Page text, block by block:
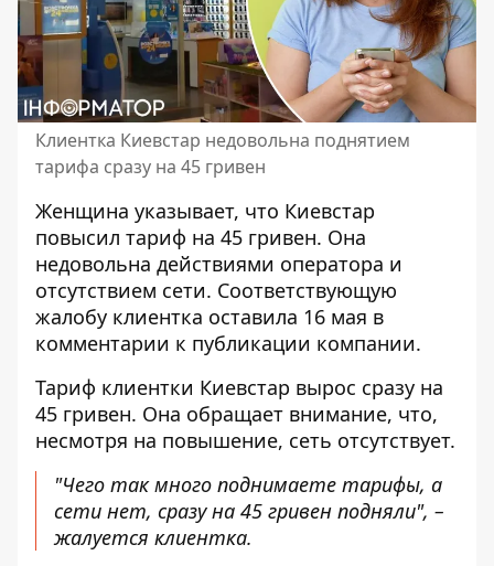
Клиентка Киевстар недовольна поднятием
тарифа сразу на 45 гривен
Женщина указывает, что Киевстар
повысил тариф на 45 гривен. Она
недовольна действиями оператора и
отсутствием сети. Соответствующую
жалобу клиентка оставила 16 мая в
комментарии к публикации компании.
Тариф клиентки Киевстар вырос сразу на
45 гривен. Она обращает внимание, что,
несмотря на повышение, сеть отсутствует.
"Чего так много поднимаете тарифы, а
сети нет, сразу на 45 гривен подняли", –
жалуется клиентка.